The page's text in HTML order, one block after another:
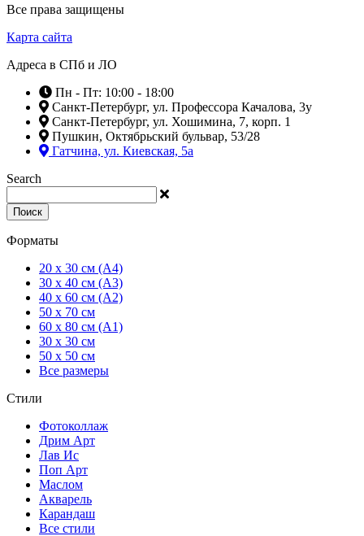
Все права защищены
Карта сайта
Адреса в СПб и ЛО
Пн - Пт: 10:00 - 18:00
Санкт-Петербург, ул. Профессора Качалова, 3у
Санкт-Петербург, ул. Хошимина, 7, корп. 1
Пушкин, Октябрьский бульвар, 53/28
Гатчина, ул. Киевская, 5а
Search
Поиск
Форматы
20 x 30 см (А4)
30 x 40 см (А3)
40 x 60 см (А2)
50 x 70 см
60 x 80 см (А1)
30 x 30 см
50 x 50 см
Все размеры
Стили
Фотоколлаж
Дрим Арт
Лав Ис
Поп Арт
Маслом
Акварель
Карандаш
Все стили